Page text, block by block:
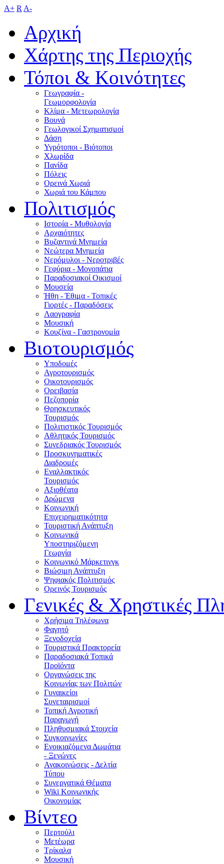
A+ R A-
Αρχική
Χάρτης της Περιοχής
Τόποι & Κοινότητες
Γεωγραφία -
Γεωμορφολογία
Κλίμα - Mετεωρολογία
Βουνά
Γεωλογικοί Σχηματισμοί
Δάση
Υγρότοποι - Βιότοποι
Χλωρίδα
Πανίδα
Πόλεις
Ορεινά Χωριά
Χωριά του Κάμπου
Πολιτισμός
Ιστορία - Μυθολογία
Αρχαιότητες
Βυζαντινά Μνημεία
Νεώτερα Μνημεία
Νερόμυλοι - Nεροτριβές
Γεφύρια - Μονοπάτια
Παραδοσιακοί Οικισμοί
Μουσεία
Ήθη - Έθιμα - Τοπικές
Γιορτές - Παραδόσεις
Λαογραφία
Μουσική
Κουζίνα - Γαστρονομία
Βιοτουρισμός
Υποδομές
Αγροτουρισμός
Οικοτουρισμός
Ορειβασία
Πεζοπορία
Θρησκευτικός
Τουρισμός
Πολιτιστικός Τουρισμός
Αθλητικός Τουρισμός
Συνεδριακός Τουρισμός
Προσκυνηματικές
Διαδρομές
Εναλλακτικός
Τουρισμός
Αξιοθέατα
Δρώμενα
Κοινωνική
Επιχειρηματικότητα
Τουριστική Ανάπτυξη
Κοινωνικά
Υποστηριζόμενη
Γεωργία
Κοινωνικό Μάρκετινγκ
Βιώσιμη Ανάπτυξη
Ψηφιακός Πολιτισμός
Ορεινός Τουρισμός
Γενικές & Χρηστικές
Χρήσιμα Τηλέφωνα
Φαγητό
Ξενοδοχεία
Τουριστικά Πρακτορεία
Παραδοσιακά Τοπικά
Προϊόντα
Οργανώσεις της
Κοινωνίας των Πολιτών
Γυναικείοι
Συνεταιρισμοί
Τοπική Αγροτική
Παραγωγή
Πληθυσμιακά Στοιχεία
Συγκοινωνίες
Ενοικιαζόμενα Δωμάτια
- Ξενώνες
Ανακοινώσεις - Δελτία
Τύπου
Συνεργατικά Θέματα
Wiki Κοινωνικής
Οικονομίας
Βίντεο
Περτούλι
Μετέωρα
Τρίκαλα
Μουσική